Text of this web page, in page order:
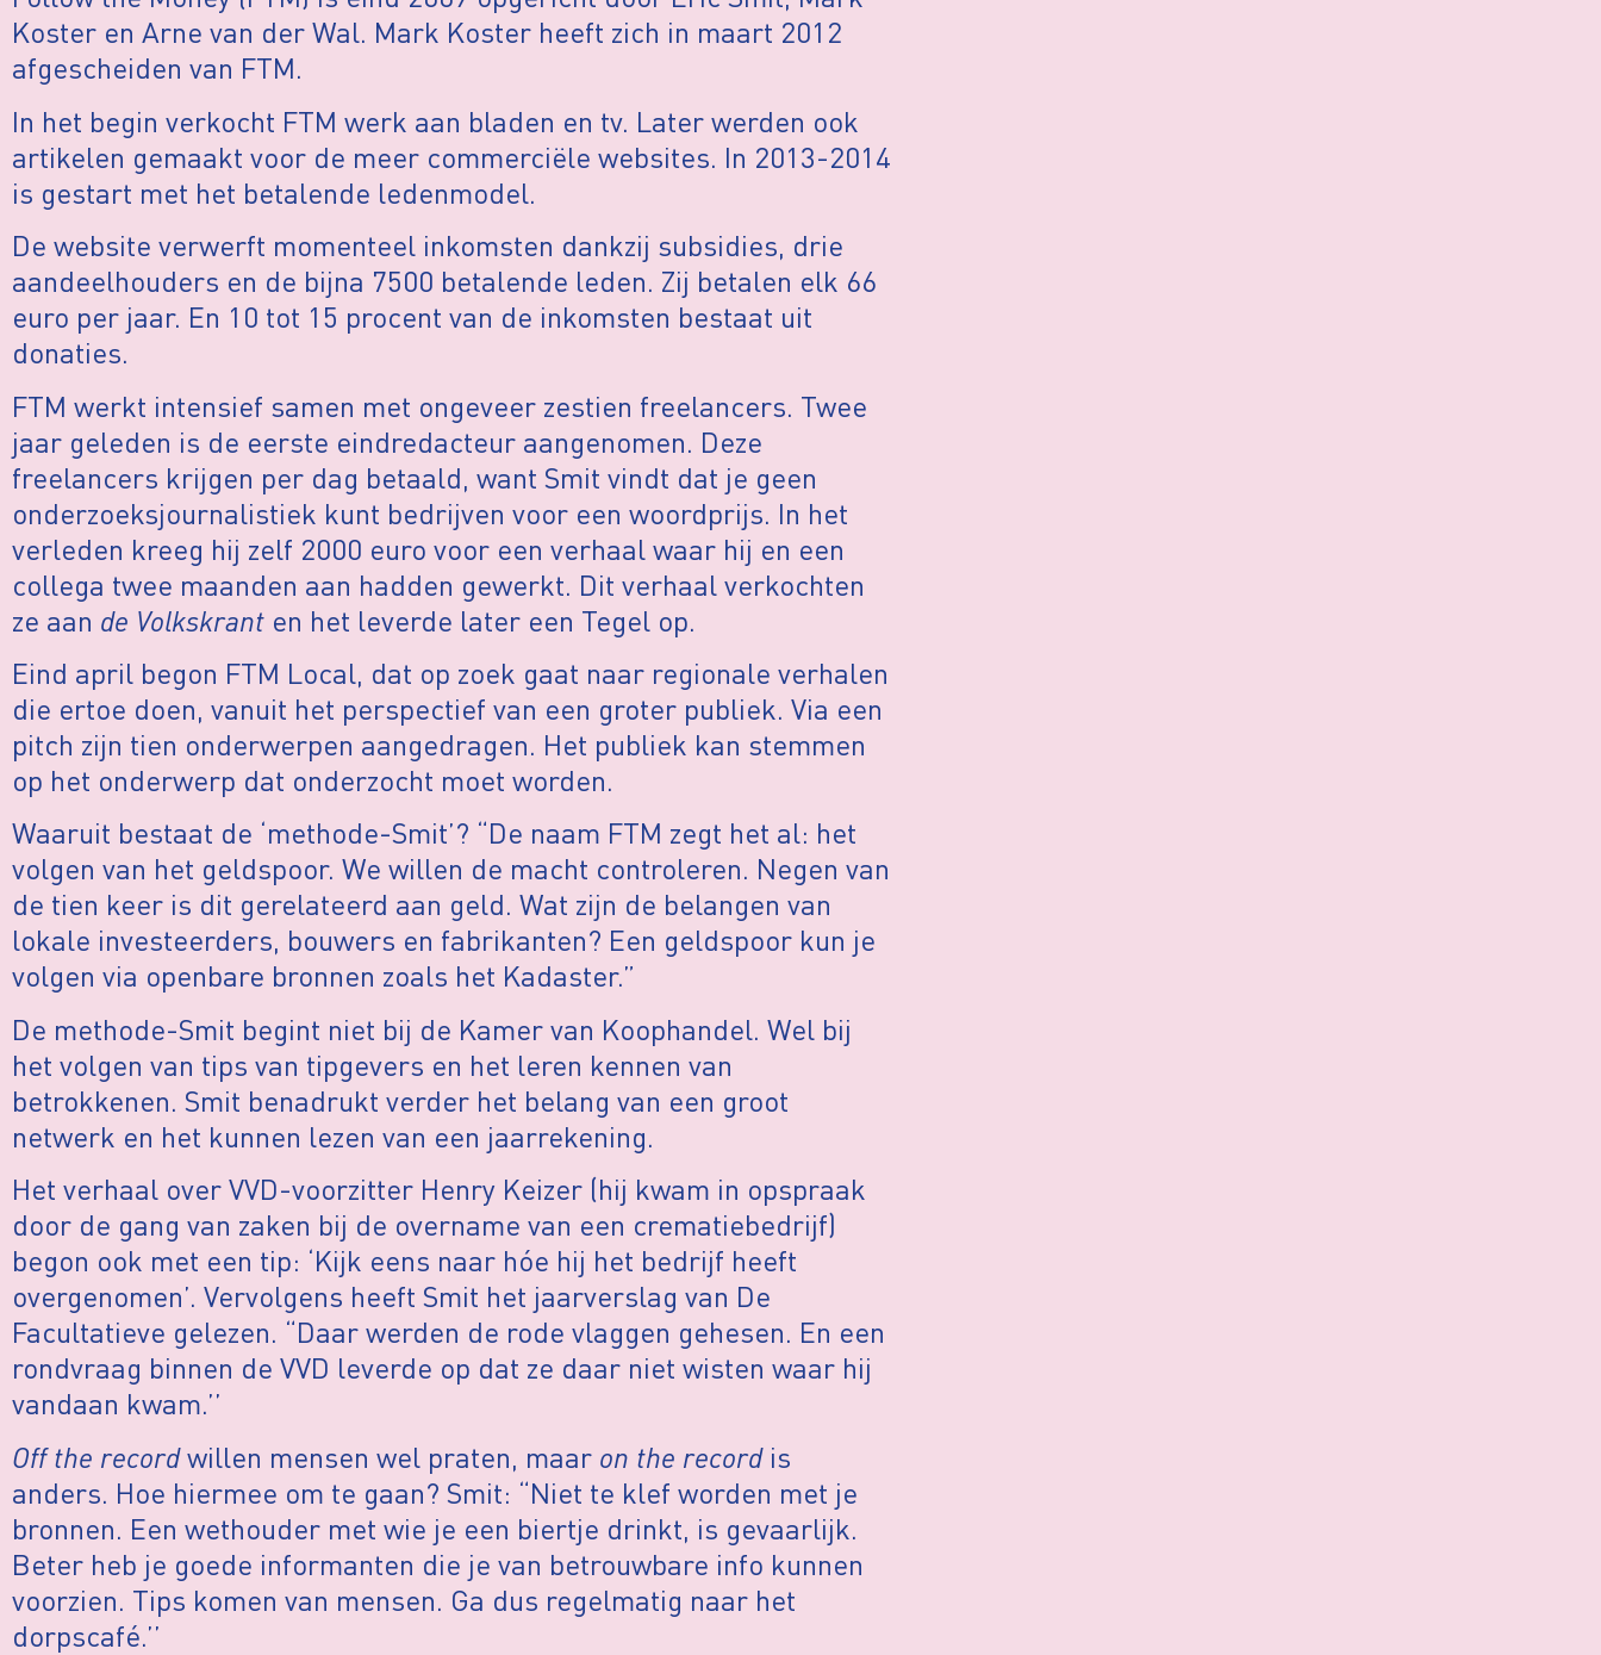
Koster en Arne van der Wal. Mark Koster heeft zich in maart 2012
afgescheiden van FTM.
In het begin verkocht FTM werk aan bladen en tv. Later werden ook
artikelen gemaakt voor de meer commerciële websites. In 2013-2014
is gestart met het betalende ledenmodel.
De website verwerft momenteel inkomsten dankzij subsidies, drie
aandeelhouders en de bijna 7500 betalende leden. Zij betalen elk 66
euro per jaar. En 10 tot 15 procent van de inkomsten bestaat uit
donaties.
FTM werkt intensief samen met ongeveer zestien freelancers. Twee
jaar geleden is de eerste eindredacteur aangenomen. Deze
freelancers krijgen per dag betaald, want Smit vindt dat je geen
onderzoeksjournalistiek kunt bedrijven voor een woordprijs. In het
verleden kreeg hij zelf 2000 euro voor een verhaal waar hij en een
collega twee maanden aan hadden gewerkt. Dit verhaal verkochten
ze aan de Volkskrant en het leverde later een Tegel op.
Eind april begon FTM Local, dat op zoek gaat naar regionale verhalen
die ertoe doen, vanuit het perspectief van een groter publiek. Via een
pitch zijn tien onderwerpen aangedragen. Het publiek kan stemmen
op het onderwerp dat onderzocht moet worden.
Waaruit bestaat de ‘methode-Smit’? “De naam FTM zegt het al: het
volgen van het geldspoor. We willen de macht controleren. Negen van
de tien keer is dit gerelateerd aan geld. Wat zijn de belangen van
lokale investeerders, bouwers en fabrikanten? Een geldspoor kun je
volgen via openbare bronnen zoals het Kadaster.”
De methode-Smit begint niet bij de Kamer van Koophandel. Wel bij
het volgen van tips van tipgevers en het leren kennen van
betrokkenen. Smit benadrukt verder het belang van een groot
netwerk en het kunnen lezen van een jaarrekening.
Het verhaal over VVD-voorzitter Henry Keizer (hij kwam in opspraak
door de gang van zaken bij de overname van een crematiebedrijf)
begon ook met een tip: ‘Kijk eens naar hóe hij het bedrijf heeft
overgenomen’. Vervolgens heeft Smit het jaarverslag van De
Facultatieve gelezen. “Daar werden de rode vlaggen gehesen. En een
rondvraag binnen de VVD leverde op dat ze daar niet wisten waar hij
vandaan kwam.’’
Off the recordwillen mensen wel praten, maar on the recordis
anders. Hoe hiermee om te gaan? Smit: “Niet te klef worden met je
bronnen. Een wethouder met wie je een biertje drinkt, is gevaarlijk.
Beter heb je goede informanten die je van betrouwbare info kunnen
voorzien. Tips komen van mensen. Ga dus regelmatig naar het
dorpscafé.’’